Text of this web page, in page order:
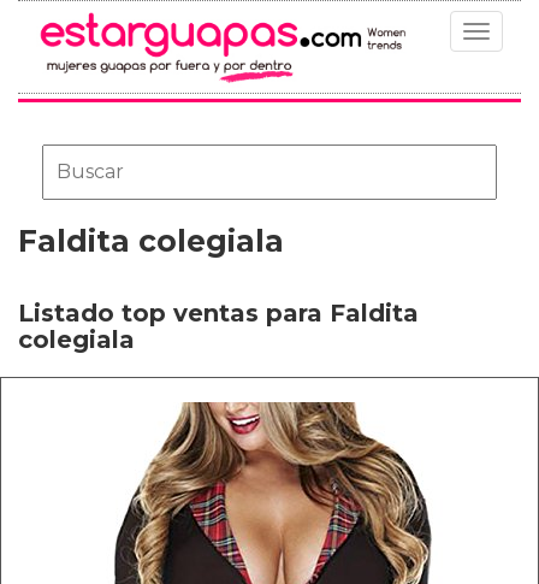
Toggle
Faldita colegiala
Listado top ventas para Faldita
colegiala